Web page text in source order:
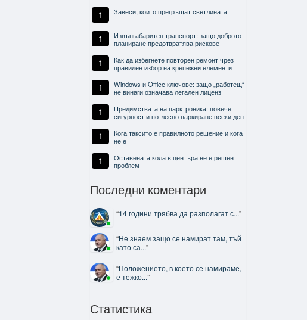
1 Завеси, които прегръщат светлината
1
Извънгабаритен транспорт: защо доброто
планиране предотвратява рискове
1
Как да избегнете повторен ремонт чрез
правилен избор на крепежни елементи
1
Windows и Office ключове: защо „работещ“
не винаги означава легален лиценз
1
Предимствата на парктроника: повече
сигурност и по-лесно паркиране всеки ден
1
Кога таксито е правилното решение и кога
не е
1
Оставената кола в центъра не е решен
проблем
Последни коментари
“14 години трябва да разполагат с...”
“Не знаем защо се намират там, тъй
като са...”
“Положението, в което се намираме,
е тежко...”
Статистика